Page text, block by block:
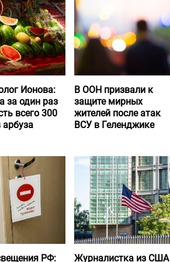
Ионова:
за один раз
всего 300
В ООН призвали к
защите мирных
жителей после атак
ВСУ в Геленджике
РФ: Журналистка из США